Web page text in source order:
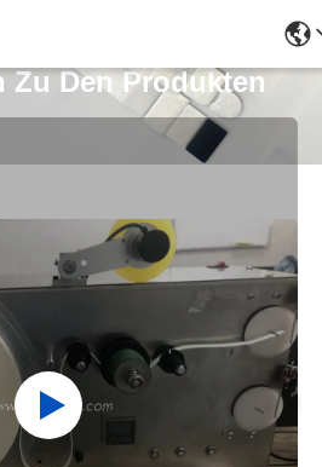
Zu Den Produkten